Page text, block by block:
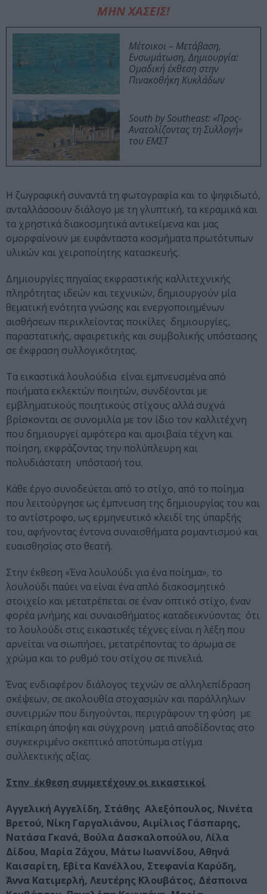
ΜΗΝ ΧΑΣΕΙΣ!
Μέτοικοι – Μετάβαση,
Ενσωμάτωση, Δημιουργία:
Ομαδική έκθεση στην
Πινακοθήκη Κυκλάδων
South by Southeast: «Προς-
Ανατολίζοντας τη Συλλογή»
του ΕΜΣΤ
Η ζωγραφική συναντά τη φωτογραφία και το ψηφιδωτό,
ανταλλάσσουν διάλογο με τη γλυπτική, τα κεραμικά και
τα χρηστικά διακοσμητικά αντικείμενα και μας
ομορφαίνουν με ευφάνταστα κοσμήματα πρωτότυπων
υλικών και χειροποίητης κατασκευής.
Δημιουργίες πηγαίας εκφραστικής καλλιτεχνικής
πληρότητας ιδεών και τεχνικών, δημιουργούν μία
θεματική ενότητα γνώσης και ενεργοποιημένων
αισθήσεων περικλείοντας ποικίλες δημιουργίες,
παραστατικής, αφαιρετικής και συμβολικής υπόστασης
σε έκφραση συλλογικότητας.
Τα εικαστικά λουλούδια είναι εμπνευσμένα από
ποιήματα εκλεκτών ποιητών, συνδέονται με
εμβληματικούς ποιητικούς στίχους αλλά συχνά
βρίσκονται σε συνομιλία με τον ίδιο τον καλλιτέχνη
που δημιουργεί αμφότερα και αμοιβαία τέχνη και
ποίηση, εκφράζοντας την πολύπλευρη και
πολυδιάστατη υπόστασή του.
Κάθε έργο συνοδεύεται από το στίχο, από το ποίημα
που λειτούργησε ως έμπνευση της δημιουργίας του και
το αντίστροφο, ως ερμηνευτικό κλειδί της ύπαρξής
του, αφήνοντας έντονα συναισθήματα ρομαντισμού και
ευαισθησίας στο θεατή.
Στην έκθεση «Ένα λουλούδι για ένα ποίημα», το
λουλούδι παύει να είναι ένα απλό διακοσμητικό
στοιχείο και μετατρέπεται σε έναν οπτικό στίχο, έναν
φορέα μνήμης και συναισθήματος καταδεικνύοντας ότι
το λουλούδι στις εικαστικές τέχνες είναι η λέξη που
αρνείται να σιωπήσει, μετατρέποντας το άρωμα σε
χρώμα και το ρυθμό του στίχου σε πινελιά.
Ένας ενδιαφέρον διάλογος τεχνών σε αλληλεπίδραση
σκέψεων, σε ακολουθία στοχασμών και παράλληλων
συνειρμών που διηγούνται, περιγράφουν τη φύση με
επίκαιρη άποψη και σύγχρονη ματιά αποδίδοντας στο
συγκεκριμένο σκεπτικό αποτύπωμα στίγμα
συλλεκτικής αξίας.
Στnν έκθεση συμμετέχουν οι εικαστικοί
Αγγελική Αγγελίδη, Στάθης Αλεξόπουλος, Νινέτα
Βρετού, Νίκη Γαργαλιάνου, Αιμίλιος Γάσπαρης,
Νατάσα Γκανά, Βούλα Δασκαλοπούλου, Λίλα
Δίδου, Μαρία Ζάχου, Μάτω Ιωαννίδου, Αθηνά
Καισαρίτη, Εβίτα Κανέλλου, Στεφανία Καρύδη,
Άννα Κατιμερλή, Λευτέρης Κλουβάτος, Δέσποινα